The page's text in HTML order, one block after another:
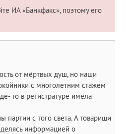
ИА «Банкфакс», поэтому его
от мёртвых душ, но наши
с многолетним стажем
то в регистратуре имела
партии с того света. А товарищи
информацией о